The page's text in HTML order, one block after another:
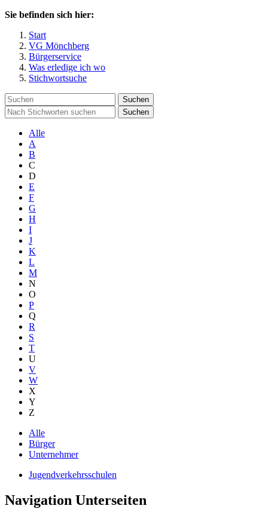
Sie befinden sich hier:
Start
VG Mönchberg
Bürgerservice
Was erledige ich wo
Stichwortsuche
Suchen
Suchen
Alle
A
B
C
D
E
F
G
H
I
J
K
L
M
N
O
P
Q
R
S
T
U
V
W
X
Y
Z
Alle
Bürger
Unternehmer
Jugendverkehrsschulen
Navigation Unterseiten